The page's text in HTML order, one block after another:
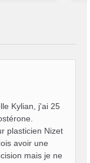
Kylian, j'ai 25
plasticien Nizet
avoir une
mais je ne